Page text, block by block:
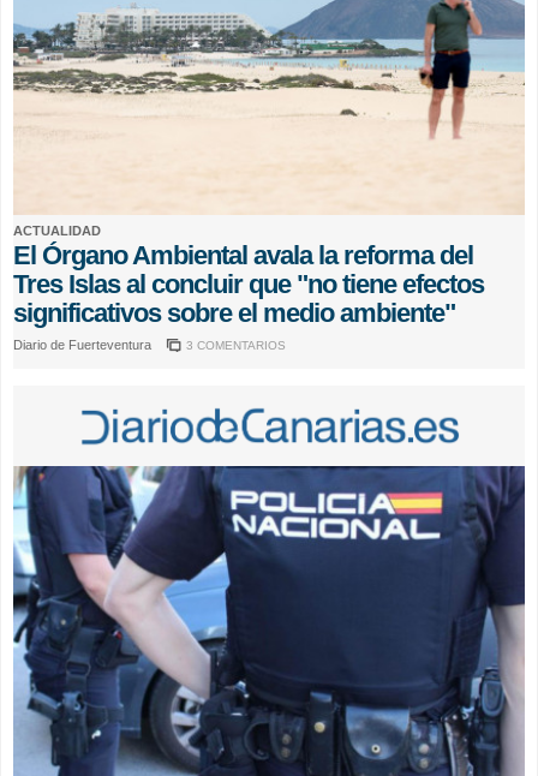
ACTUALIDAD
El Órgano Ambiental avala la reforma del
Tres Islas al concluir que "no tiene efectos
significativos sobre el medio ambiente"
Diario de Fuerteventura 3 COMENTARIOS